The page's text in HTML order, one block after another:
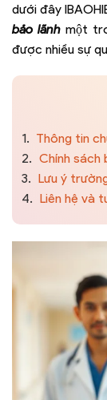
dưới đây
bảo lãnh một
được nhiều sự
1. Thông tin
2. Chính sách
3. Lưu ý
4. Liên hệ và